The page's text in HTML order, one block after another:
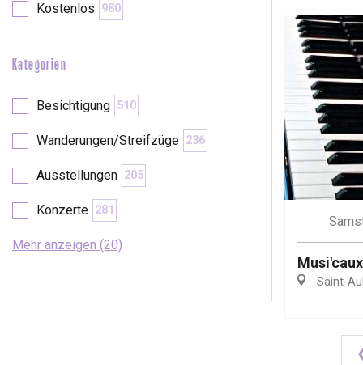
Kostenlos 980
Kategorien
Besichtigung 510
Wanderungen/Streifzüge 236
Ausstellungen 205
Konzerte 281
Mehr anzeigen (20)
Saint-